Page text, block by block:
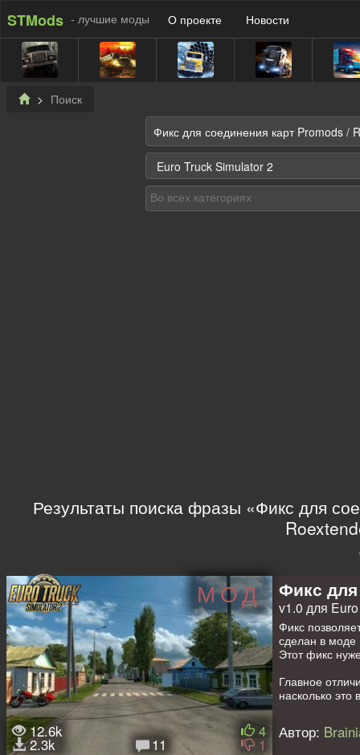
STMods - лучшие моды О проекте Новости
Поиск
Результаты поиска фразы «Фикс для
МОД
12.6k
2.3k 11
4
1
Фикс
v1.0 для
Фикс
сделан в моде
Этот фикс
Главное
насколько
Автор: